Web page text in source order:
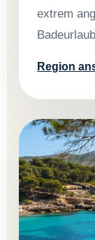
extrem
Region